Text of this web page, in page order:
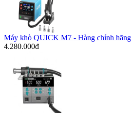
Máy khò QUICK M7 - Hàng chính hãng
4.280.000đ